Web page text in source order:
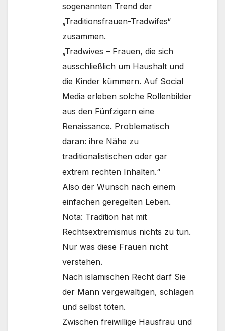
sogenannten Trend der
„Traditionsfrauen-Tradwifes“
zusammen.
„Tradwives – Frauen, die sich
ausschließlich um Haushalt und
die Kinder kümmern. Auf Social
Media erleben solche Rollenbilder
aus den Fünfzigern eine
Renaissance. Problematisch
daran: ihre Nähe zu
traditionalistischen oder gar
extrem rechten Inhalten.“
Also der Wunsch nach einem
einfachen geregelten Leben.
Nota: Tradition hat mit
Rechtsextremismus nichts zu tun.
Nur was diese Frauen nicht
verstehen.
Nach islamischen Recht darf Sie
der Mann vergewaltigen, schlagen
und selbst töten.
Zwischen freiwillige Hausfrau und